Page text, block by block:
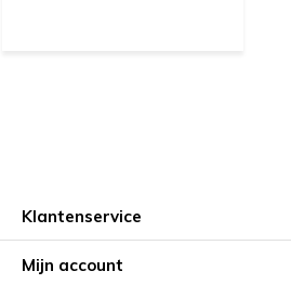
Klantenservice
Mijn account